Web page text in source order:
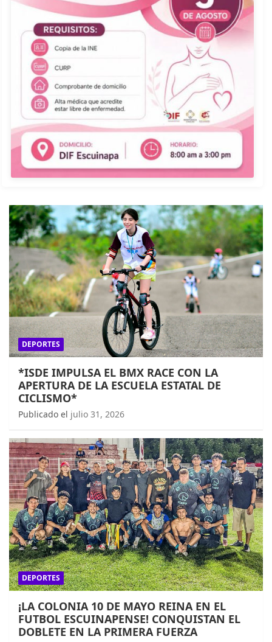
DEPORTES
*ISDE IMPULSA EL BMX RACE CON LA
APERTURA DE LA ESCUELA ESTATAL DE
CICLISMO*
Publicado el julio 31, 2026
DEPORTES
¡LA COLONIA 10 DE MAYO REINA EN EL
FUTBOL ESCUINAPENSE! CONQUISTAN EL
DOBLETE EN LA PRIMERA FUERZA